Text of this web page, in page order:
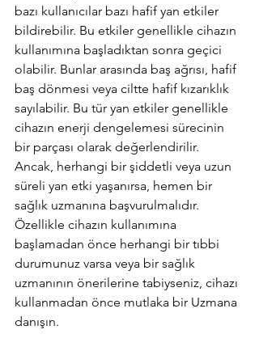
bazı kullanıcılar bazı hafif yan etkiler
bildirebilir. Bu etkiler genellikle cihazın
kullanımına başladıktan sonra geçici
olabilir. Bunlar arasında baş ağrısı, hafif
baş dönmesi veya ciltte hafif kızarıklık
sayılabilir. Bu tür yan etkiler genellikle
cihazın enerji dengelemesi sürecinin
bir parçası olarak değerlendirilir.
Ancak, herhangi bir şiddetli veya uzun
süreli yan etki yaşanırsa, hemen bir
sağlık uzmanına başvurulmalıdır.
Özellikle cihazın kullanımına
başlamadan önce herhangi bir tıbbi
durumunuz varsa veya bir sağlık
uzmanının önerilerine tabiyseniz, cihazı
kullanmadan önce mutlaka bir Uzmana
danışın.